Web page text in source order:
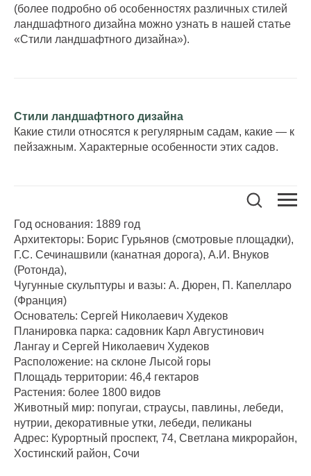
(более подробно об особенностях различных стилей
ландшафтного дизайна можно узнать в нашей статье
«Стили ландшафтного дизайна»).
Стили ландшафтного дизайна
Какие стили относятся к регулярным садам, какие — к
пейзажным. Характерные особенности этих садов.
Год основания: 1889 год
Архитекторы: Борис Гурьянов (смотровые площадки),
Г.С. Сечинашвили (канатная дорога), А.И. Внуков
(Ротонда),
Чугунные скульптуры и вазы: А. Дюрен, П. Капелларо
(Франция)
Основатель: Сергей Николаевич Худеков
Планировка парка: садовник Карл Августинович
Лангау и Сергей Николаевич Худеков
Расположение: на склоне Лысой горы
Площадь территории: 46,4 гектаров
Растения: более 1800 видов
Животный мир: попугаи, страусы, павлины, лебеди,
нутрии, декоративные утки, лебеди, пеликаны
Адрес: Курортный проспект, 74, Светлана микрорайон,
Хостинский район, Сочи